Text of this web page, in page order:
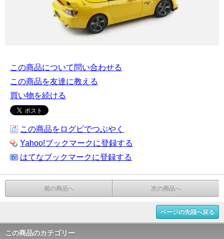
この商品について問い合わせる
この商品を友達に教える
買い物を続ける
この商品をログピでつぶやく
Yahoo!ブックマークに登録する
はてなブックマークに登録する
前の商品へ 次の商品へ
ページの先頭へ戻る
この商品のカテゴリー